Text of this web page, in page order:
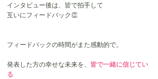
インタビュー後は、皆で拍手して
互いにフィードバック👏
フィードバックの時間がまた感動的で。
発表した方の幸せな未来を、 皆で一緒に信じてい
る